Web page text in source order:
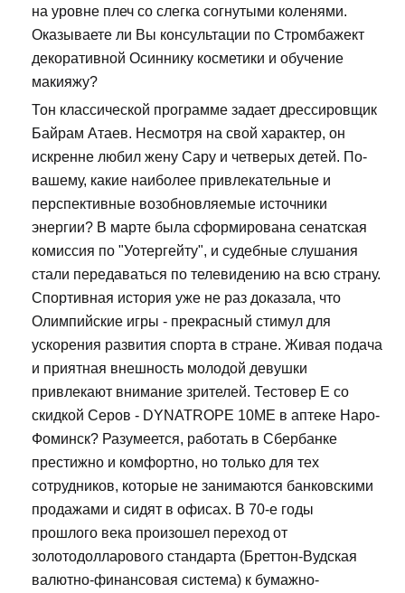
на уровне плеч со слегка согнутыми коленями.
Оказываете ли Вы консультации по Стромбажект
декоративной Осиннику косметики и обучение
макияжу?
Тон классической программе задает дрессировщик
Байрам Атаев. Несмотря на свой характер, он
искренне любил жену Сару и четверых детей. По-
вашему, какие наиболее привлекательные и
перспективные возобновляемые источники
энергии? В марте была сформирована сенатская
комиссия по "Уотергейту", и судебные слушания
стали передаваться по телевидению на всю страну.
Спортивная история уже не раз доказала, что
Олимпийские игры - прекрасный стимул для
ускорения развития спорта в стране. Живая подача
и приятная внешность молодой девушки
привлекают внимание зрителей. Тестовер Е со
скидкой Серов - DYNATROPE 10ME в аптеке Наро-
Фоминск? Разумеется, работать в Сбербанке
престижно и комфортно, но только для тех
сотрудников, которые не занимаются банковскими
продажами и сидят в офисах. В 70-е годы
прошлого века произошел переход от
золотодолларового стандарта (Бреттон-Вудская
валютно-финансовая система) к бумажно-